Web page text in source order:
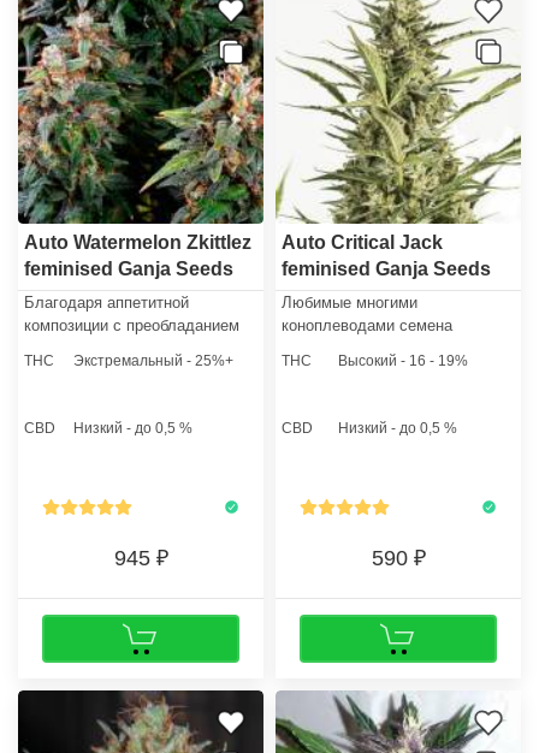
Auto Watermelon Zkittlez
feminised Ganja Seeds
Благодаря аппетитной
композиции с преобладанием
Watermelon Zkittlez по праву
экстравагантных современных
больше.
THC Экстремальный - 25%+
CBD Низкий - до 0,5 %
945
Auto Critical Jack
feminised Ganja Seeds
Любимые многими
коноплеводами семена
feminised представляют собой
каннабиса можно высаживать в
THC Высокий - 16 - 19%
CBD Низкий - до 0,5 %
590